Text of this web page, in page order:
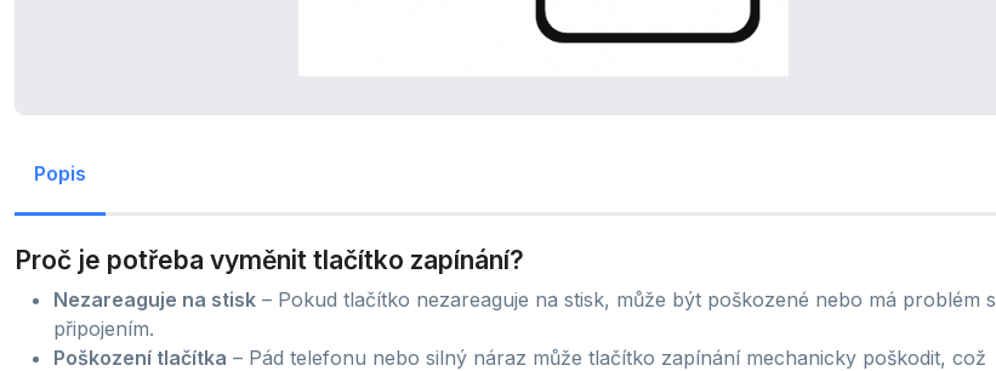
Popis
Proč je potřeba vyměnit tlačítko zapínání?
Nezareaguje na stisk – Pokud tlačítko nezareaguje na stisk, může být poškozené nebo má problém s
připojením.
Poškození tlačítka – Pád telefonu nebo silný náraz může tlačítko zapínání mechanicky poškodit, což